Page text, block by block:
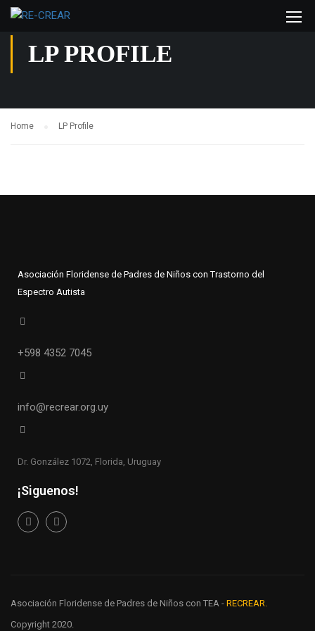
LP PROFILE
Home LP Profile
Asociación Floridense de Padres de Niños con Trastorno del
Espectro Autista
+598 4352 7045
info@recrear.org.uy
Dr. González 1072, Florida, Uruguay
¡Siguenos!
Asociación Floridense de Padres de Niños con TEA - RECREAR.
Copyright 2020.